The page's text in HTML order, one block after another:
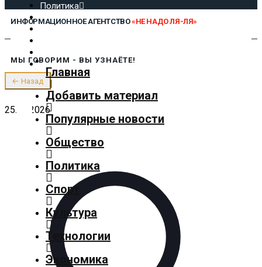
Политика
Экономика
Культура
Предложить новость
О нас
✕
Добавить
материал
Популярные
новости
ИНФОРМАЦИОННОЕ АГЕНТСТВО«НЕ НАДО ЛЯ-ЛЯ»
Главная
Добавить материал
Популярные новости
Общество
Политика
Спорт
Культура
Технологии
Экономика
МЫ ГОВОРИМ - ВЫ УЗНАЁТЕ!
← Назад
25.07.2026